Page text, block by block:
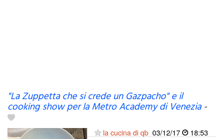
"La Zuppetta che si crede un Gazpacho" e il
cooking show per la Metro Academy di Venezia-
la cucina di qb 03/12/17
18:53